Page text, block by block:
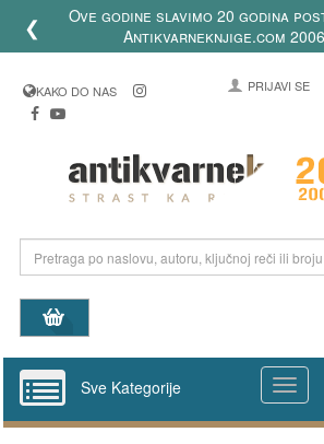
❮
Dostava knjiga u celom svetu
kurirske službe
KAKO DO NAS PRIJAVI SE
Sve Kategorije